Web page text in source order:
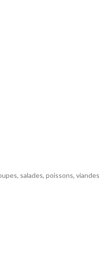
salades, poissons,